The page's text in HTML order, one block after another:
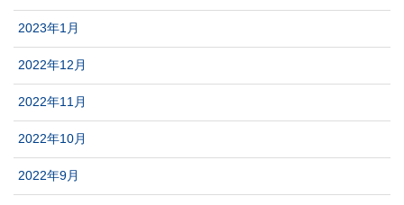
2023年1月
2022年12月
2022年11月
2022年10月
2022年9月